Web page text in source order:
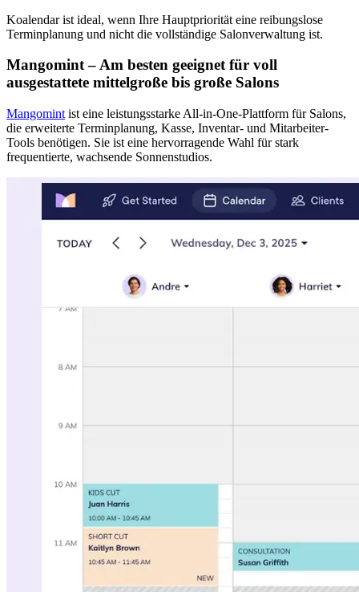
Koalendar ist ideal, wenn Ihre Hauptpriorität eine reibungslose
Terminplanung und nicht die vollständige Salonverwaltung ist.
Mangomint – Am besten geeignet für voll
ausgestattete mittelgroße bis große Salons
Mangomint ist eine leistungsstarke All-in-One-Plattform für Salons,
die erweiterte Terminplanung, Kasse, Inventar- und Mitarbeiter-
Tools benötigen. Sie ist eine hervorragende Wahl für stark
frequentierte, wachsende Sonnenstudios.